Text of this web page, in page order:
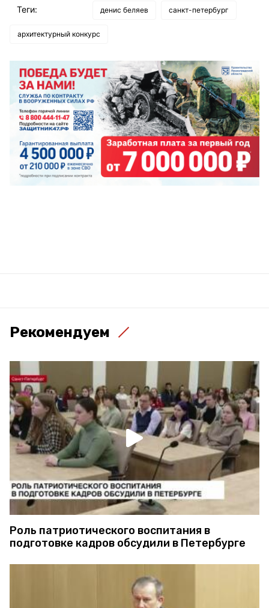
Теги: денис беляев санкт-петербург
архитектурный конкурс
Рекомендуем
Роль патриотического воспитания в
подготовке кадров обсудили в Петербурге